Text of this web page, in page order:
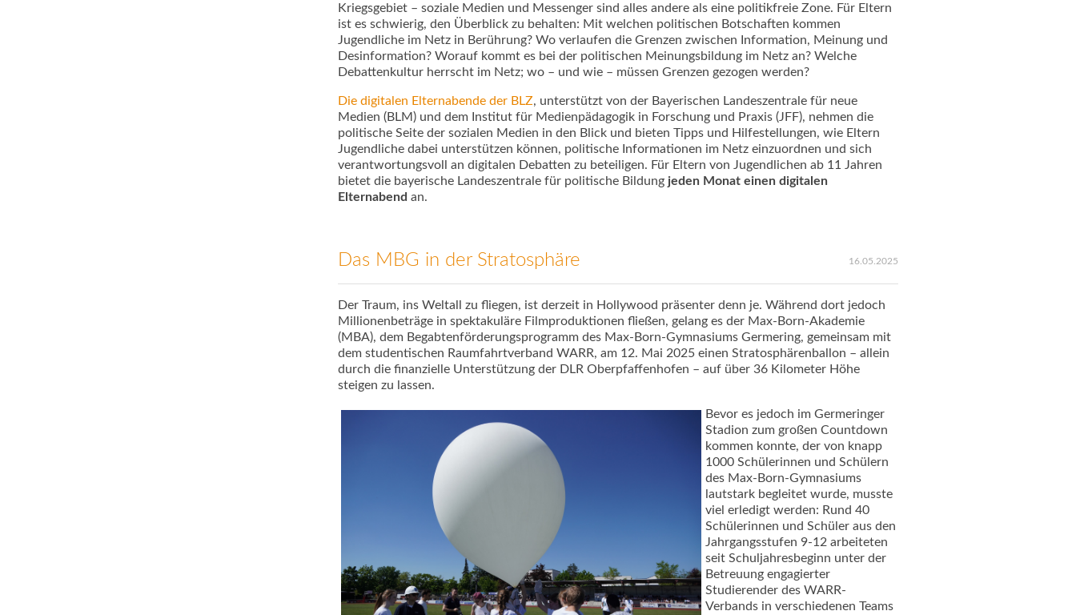
Kriegsgebiet – soziale Medien und Messenger sind alles andere als eine politikfreie Zone. Für Eltern
ist es schwierig, den Überblick zu behalten: Mit welchen politischen Botschaften kommen
Jugendliche im Netz in Berührung? Wo verlaufen die Grenzen zwischen Information, Meinung und
Desinformation? Worauf kommt es bei der politischen Meinungsbildung im Netz an? Welche
Debattenkultur herrscht im Netz; wo – und wie – müssen Grenzen gezogen werden?
Die digitalen Elternabende der BLZ, unterstützt von der Bayerischen Landeszentrale für neue
Medien (BLM) und dem Institut für Medienpädagogik in Forschung und Praxis (JFF), nehmen die
politische Seite der sozialen Medien in den Blick und bieten Tipps und Hilfestellungen, wie Eltern
Jugendliche dabei unterstützen können, politische Informationen im Netz einzuordnen und sich
verantwortungsvoll an digitalen Debatten zu beteiligen. Für Eltern von Jugendlichen ab 11 Jahren
bietet die bayerische Landeszentrale für politische Bildung jeden Monat einen digitalen
Elternabend an.
16.05.2025
Das MBG in der Stratosphäre
Der Traum, ins Weltall zu fliegen, ist derzeit in Hollywood präsenter denn je. Während dort jedoch
Millionenbeträge in spektakuläre Filmproduktionen fließen, gelang es der Max-Born-Akademie
(MBA), dem Begabtenförderungsprogramm des Max-Born-Gymnasiums Germering, gemeinsam mit
dem studentischen Raumfahrtverband WARR, am 12. Mai 2025 einen Stratosphärenballon – allein
durch die finanzielle Unterstützung der DLR Oberpfaffenhofen – auf über 36 Kilometer Höhe
steigen zu lassen.
Bevor es jedoch im Germeringer
Stadion zum großen Countdown
kommen konnte, der von knapp
1000 Schülerinnen und Schülern
des Max-Born-Gymnasiums
lautstark begleitet wurde, musste
viel erledigt werden: Rund 40
Schülerinnen und Schüler aus den
Jahrgangsstufen 9-12 arbeiteten
seit Schuljahresbeginn unter der
Betreuung engagierter
Studierender des WARR-
Verbands in verschiedenen Teams